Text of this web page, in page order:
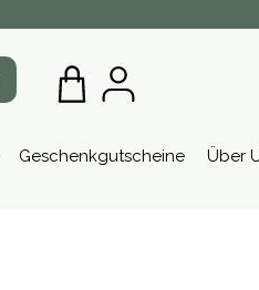
Geschenkgutscheine Über